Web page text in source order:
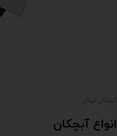
آبچکان توکار
انواع آبچکان